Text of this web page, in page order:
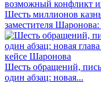
Шесть миллионов
заместителя Шаронова:
Шесть обращений,
один абзац: новая...